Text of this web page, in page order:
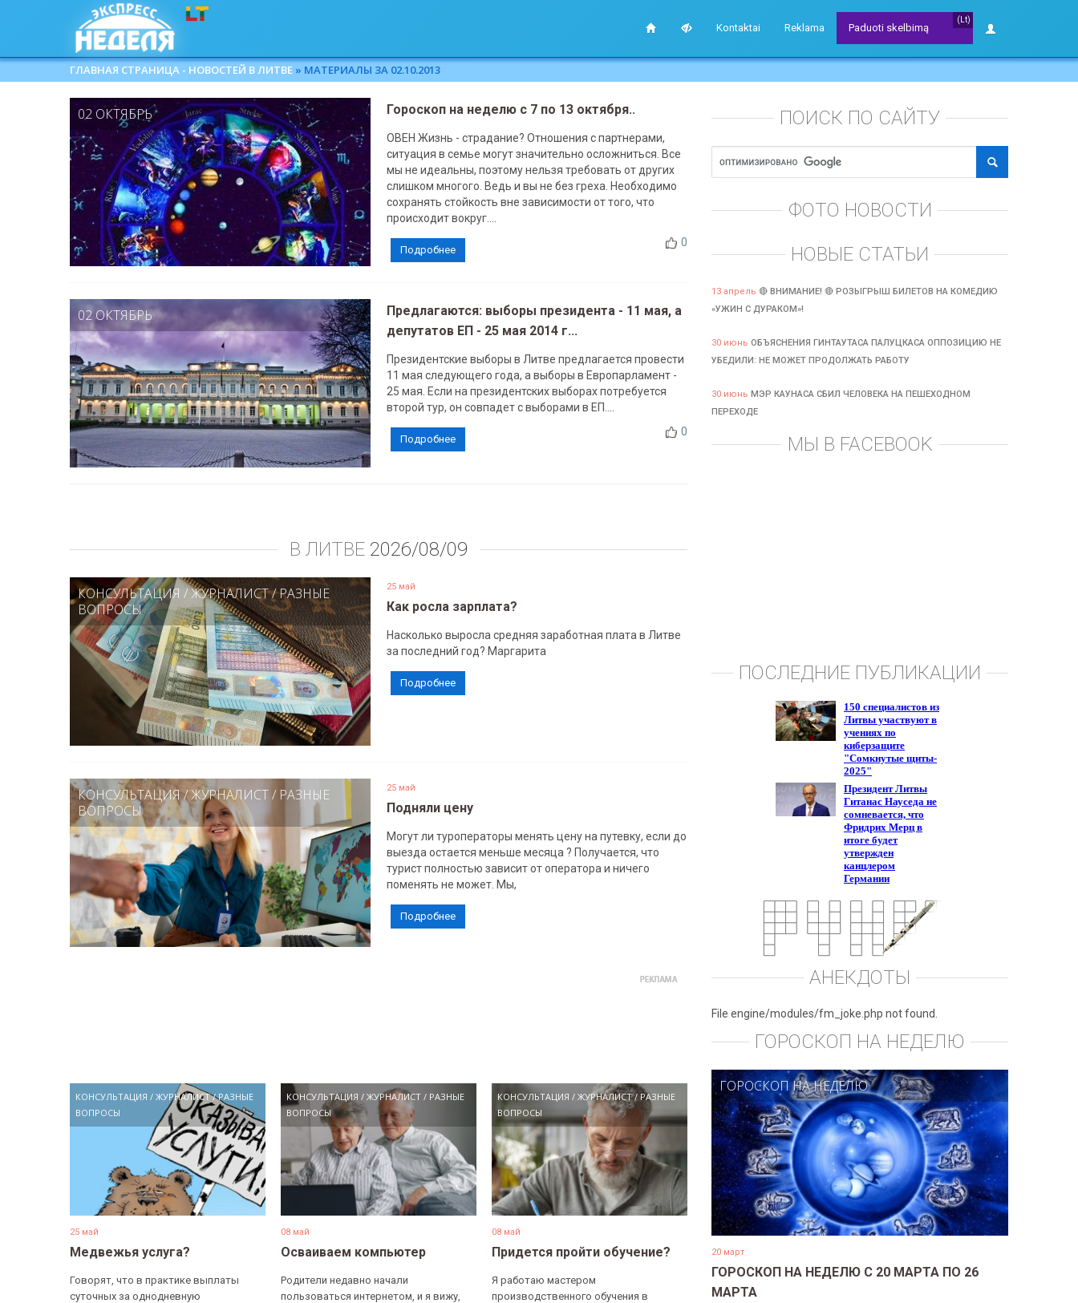
Kontaktai Reklama
(Lt)
Paduoti skelbimą
ГЛАВНАЯ СТРАНИЦА - НОВОСТЕЙ В ЛИТВЕ » МАТЕРИАЛЫ ЗА 02.10.2013
02 ОКТЯБРЬ Гороскоп на неделю c 7 по 13 октября..
ОВЕН Жизнь - страдание? Отношения с партнерами,
ситуация в семье могут значительно осложниться. Все
мы не идеальны, поэтому нельзя требовать от других
слишком многого. Ведь и вы не без греха. Необходимо
сохранять стойкость вне зависимости от того, что
происходит вокруг....
0
Подробнее
02 ОКТЯБРЬ
Предлагаются: выборы президента - 11 мая, а
депутатов ЕП - 25 мая 2014 г...
Президентские выборы в Литве предлагается провести
11 мая следующего года, а выборы в Европарламент -
25 мая. Если на президентских выборах потребуется
второй тур, он совпадет с выборами в ЕП....
0
Подробнее
В ЛИТВЕ 2026/08/09
КОНСУЛЬТАЦИЯ /ЖУРНАЛИСТ/РАЗНЫЕ
ВОПРОСЫ
25 май
Как росла зарплата?
Насколько выросла средняя заработная плата в Литве
за последний год? Маргарита
Подробнее
КОНСУЛЬТАЦИЯ/ЖУРНАЛИСТ/ РАЗНЫЕ
ВОПРОСЫ
25 май
Подняли цену
Могут ли туроператоры менять цену на путевку, если до
выезда остается меньше месяца ? Получается, что
турист полностью зависит от оператора и ничего
поменять не может. Мы,
Подробнее
КОНСУЛЬТАЦИЯ / ЖУРНАЛИСТ/РАЗНЫЕ
ВОПРОСЫ
25 май
Медвежья услуга?
Говорят, что в практике выплаты
суточных за однодневную
КОНСУЛЬТАЦИЯ /ЖУРНАЛИСТ / РАЗНЫЕ
ВОПРОСЫ
08 май
Осваиваем компьютер
Родители недавно начали
пользоваться интернетом, и я вижу,
КОНСУЛЬТАЦИЯ /ЖУРНАЛИСТ/ РАЗНЫЕ
ВОПРОСЫ
08 май
Придется пройти обучение?
Я работаю мастером
производственного обучения в
ПОИСК ПО САЙТУ
ФОТО НОВОСТИ
НОВЫЕ СТАТЬИ
13 апрель 🔴 ВНИМАНИЕ! 🔴 РОЗЫГРЫШ БИЛЕТОВ НА КОМЕДИЮ
«УЖИН С ДУРАКОМ»!
30 июнь ОБЪЯСНЕНИЯ ГИНТАУТАСА ПАЛУЦКАСА ОППОЗИЦИЮ НЕ
УБЕДИЛИ: НЕ МОЖЕТ ПРОДОЛЖАТЬ РАБОТУ
30 июнь МЭР КАУНАСА СБИЛ ЧЕЛОВЕКА НА ПЕШЕХОДНОМ
ПЕРЕХОДЕ
МЫ В FACEBOOK
ПОСЛЕДНИЕ ПУБЛИКАЦИИ
АНЕКДОТЫ
File engine/modules/fm_joke.php not found.
ГОРОСКОП НА НЕДЕЛЮ
ГОРОСКОП НА НЕДЕЛЮ
20 март
ГОРОСКОП НА НЕДЕЛЮ С 20 МАРТА ПО 26
МАРТА